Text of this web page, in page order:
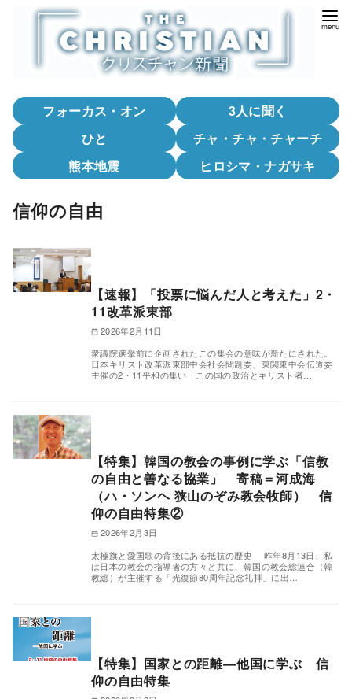
フォーカス・オン
3人に聞く
ひと
チャ・チャ・チャーチ
熊本地震
ヒロシマ・ナガサキ
信仰の自由
【速報】「投票に悩んだ人と考えた」2・
11改革派東部
2026年2月11日
衆議院選挙前に企画されたこの集会の意味が新たにされた。
日本キリスト改革派東部中会社会問題委、東関東中会伝道委
主催の2・11平和の集い「この国の政治とキリスト者…
【特集】韓国の教会の事例に学ぶ「信教
の自由と善なる協業」 寄稿＝河成海
（ハ・ソンヘ 狭山のぞみ教会牧師） 信
仰の自由特集②
2026年2月3日
太極旗と愛国歌の背後にある抵抗の歴史 昨年8月13日、私
は日本の教会の指導者の方々と共に、韓国の教会総連合（韓
教総）が主催する「光復節80周年記念礼拝」に出…
【特集】国家との距離―他国に学ぶ 信
仰の自由特集